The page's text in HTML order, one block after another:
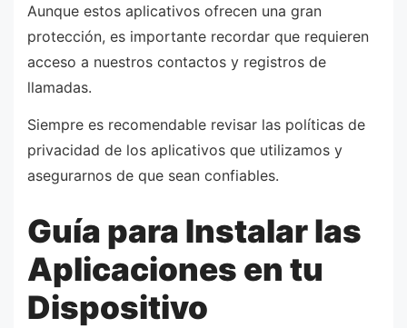
Aunque estos aplicativos ofrecen una gran
protección, es importante recordar que requieren
acceso a nuestros contactos y registros de
llamadas.
Siempre es recomendable revisar las políticas de
privacidad de los aplicativos que utilizamos y
asegurarnos de que sean confiables.
Guía para Instalar las
Aplicaciones en tu
Dispositivo